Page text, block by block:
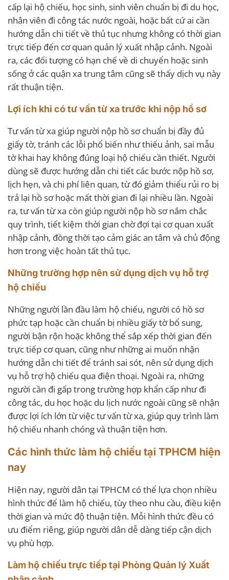
cấp lại hộ chiếu, học sinh, sinh viên chuẩn bị đi du học,
nhân viên đi công tác nước ngoài, hoặc bất cứ ai cần
hướng dẫn chi tiết về thủ tục nhưng không có thời gian
trực tiếp đến cơ quan quản lý xuất nhập cảnh. Ngoài
ra, các đối tượng có hạn chế về di chuyển hoặc sinh
sống ở các quận xa trung tâm cũng sẽ thấy dịch vụ này
rất thuận tiện.
Lợi ích khi có tư vấn từ xa trước khi nộp hồ sơ
Tư vấn từ xa giúp người nộp hồ sơ chuẩn bị đầy đủ
giấy tờ, tránh các lỗi phổ biến như thiếu ảnh, sai mẫu
tờ khai hay không đúng loại hộ chiếu cần thiết. Người
dùng sẽ được hướng dẫn chi tiết các bước nộp hồ sơ,
lịch hẹn, và chi phí liên quan, từ đó giảm thiểu rủi ro bị
trả lại hồ sơ hoặc mất thời gian đi lại nhiều lần. Ngoài
ra, tư vấn từ xa còn giúp người nộp hồ sơ nắm chắc
quy trình, tiết kiệm thời gian chờ đợi tại cơ quan xuất
nhập cảnh, đồng thời tạo cảm giác an tâm và chủ động
hơn trong việc hoàn tất thủ tục.
Những trường hợp nên sử dụng dịch vụ hỗ trợ
hộ chiếu
Những người lần đầu làm hộ chiếu, người có hồ sơ
phức tạp hoặc cần chuẩn bị nhiều giấy tờ bổ sung,
người bận rộn hoặc không thể sắp xếp thời gian đến
trực tiếp cơ quan, cũng như những ai muốn nhận
hướng dẫn chi tiết để tránh sai sót, nên sử dụng dịch
vụ hỗ trợ hộ chiếu qua điện thoại. Ngoài ra, những
người cần đi gấp trong trường hợp khẩn cấp như đi
công tác, du học hoặc du lịch nước ngoài cũng sẽ nhận
được lợi ích lớn từ việc tư vấn từ xa, giúp quy trình làm
hộ chiếu nhanh chóng và thuận tiện hơn.
Các hình thức làm hộ chiếu tại TPHCM hiện
nay
Hiện nay, người dân tại TPHCM có thể lựa chọn nhiều
hình thức để làm hộ chiếu, tùy theo nhu cầu, điều kiện
thời gian và mức độ thuận tiện. Mỗi hình thức đều có
ưu điểm riêng, giúp người dân dễ dàng tiếp cận dịch
vụ phù hợp.
Làm hộ chiếu trực tiếp tại Phòng Quản lý Xuất